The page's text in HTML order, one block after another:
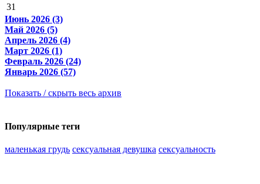
31
Июнь 2026 (3)
Май 2026 (5)
Апрель 2026 (4)
Март 2026 (1)
Февраль 2026 (24)
Январь 2026 (57)
Показать / скрыть весь архив
Популярные теги
маленькая грудь сексуальная девушка сексуальность